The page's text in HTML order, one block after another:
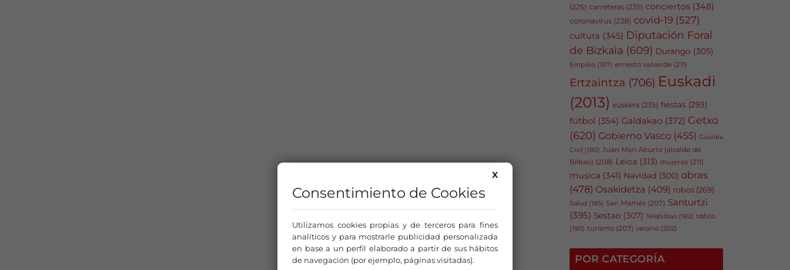
(225) carreteras (235) conciertos (348)
coronavirus (238) covid-19 (527)
cultura (345) Diputación Foral
de Bizkaia (609) Durango (305)
Empleo (197) ernesto valverde (211)
Ertzaintza (706) Euskadi
(2013) euskera (235) fiestas (293)
fútbol (354) Galdakao (372) Getxo
(620) Gobierno Vasco (455) Guardia
Civil (180) Juan Mari Aburto (alcalde de
Bilbao) (208) Leioa (313) mujeres (211)
musica (341) Navidad (300) obras
(478) Osakidetza (409) robos (269)
Salud (185) San Mamés (207) Santurtzi
(395) Sestao (307) Telebilbao (182) tráfico
(190) turismo (207) verano (202)
POR CATEGORÍA
X
Consentimiento de Cookies
Utilizamos cookies propias y de terceros para fines
analíticos y para mostrarle publicidad personalizada
en base a un perfil elaborado a partir de sus hábitos
de navegación (por ejemplo, páginas visitadas).